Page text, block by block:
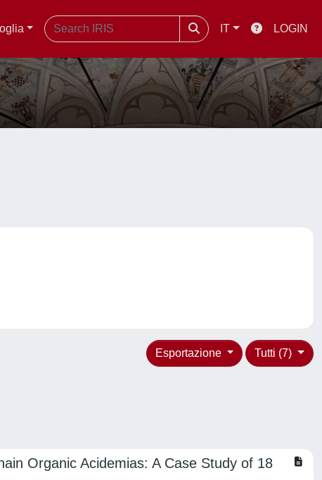
IT LOGIN
Tutti (7)
Esportazione
Organic Acidemias: A Case Study of 18